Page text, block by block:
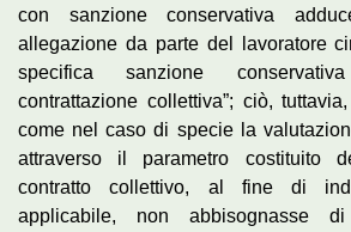
con sanzione conservativa
allegazione da parte del lavoratore
specifica sanzione
contrattazione collettiva”; ciò,
come nel caso di specie la
attraverso il parametro costituito
contratto collettivo, al fine di
applicabile, non abbisognasse